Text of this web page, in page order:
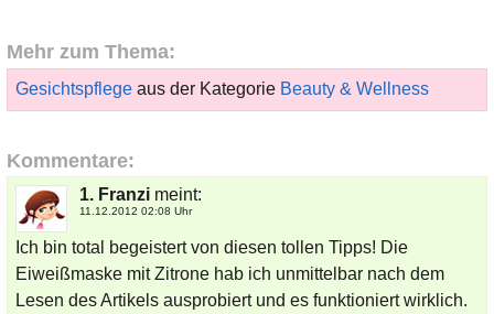
Mehr zum Thema:
Gesichtspflegeaus der Kategorie Beauty & Wellness
Kommentare:
1. Franzimeint:
11.12.2012 02:08 Uhr
Ich bin total begeistert von diesen tollen Tipps! Die
Eiweißmaske mit Zitrone hab ich unmittelbar nach dem
Lesen des Artikels ausprobiert und es funktioniert wirklich.